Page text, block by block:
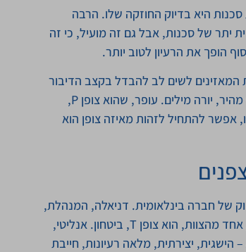
היא בדיוק החוזקה שלו. הרבה
יתר של סכנות, אבל גם זה מועיל, כי זה
הופך את הרעיון לטוב יותר.
המאזינים לשים לב להבדל בקצב הדיבור
בינו לבין פנינה במהלך הפרק עצמו. פנינה, שהיא צופן A, מדברת בשטף מהיר, יורה מילים. עופר, שהוא צופן P,
להתחיל לזהות מאיזה צופן הוא
של חברה בינלאומית. דניאלה, המנהלת,
היא צופן E (Empower). אסרטיבית, ישירה, לא סובלת בזבוז זמן. רותם, אחד מהצוות, הוא צופן T, ביטחון. אנליטי,
אוהב תהליכים מסודרים, צריך ודאות. ומאיה, עוד חברת צוות, היא צופן A – הישגית, יצירתית, מלאה רעיונות, חייבת